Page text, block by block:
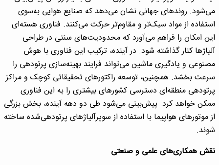
می‌شود. روندهای جهانی نشان می‌دهد که صنایع هوایی به‌سوی
استفاده از مواد سبک‌تر و مقاوم‌تر حرکت می‌کنند. فناوری هسته‌ای
این امکان را فراهم می‌آورد که محدودیت‌های سنتی در طراحی
آلیاژها کنار گذاشته شود. در آینده، ترکیب این فناوری با هوش
مصنوعی و یادگیری ماشین می‌تواند فرایند بهینه‌سازی پرتودهی را
سرعت بخشد. همچنین، توسعه راکتورهای تحقیقاتی کوچک و مراکز
پرتودهی منطقه‌ای دسترسی کشورهای بیشتری را به این فناوری
ممکن خواهد کرد. پیش‌بینی می‌شود طی دو دهه آینده، بخش بزرگی
از موتورهای هواپیما با استفاده از سوپرآلیاژهای پرتودهی‌شده ساخته
شوند.
نقش همکاری‌های علمی و صنعتی